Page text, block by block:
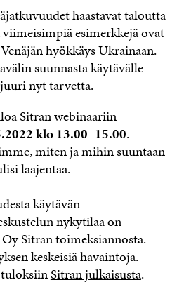
haastavat taloutta
esimerkkejä ovat
hyökkäys Ukrainaan.
suunnasta käytävälle
nyt tarvetta.
Sitran webinaariin
klo 13.00–15.00.
miten ja mihin suuntaan
laajentaa.
käytävän
nykytilaa on
Sitran toimeksiannosta.
keskeisiä havaintoja.
Sitran julkaisusta.